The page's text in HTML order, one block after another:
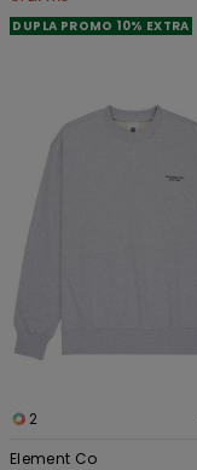
DUPLA PROMO 10% EXTRA
2
Element Co